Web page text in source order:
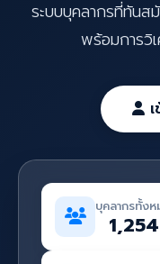
ระบบบุคลากรที่ทันส
พร้อมการวิ
บุคลากรทั้ง
1,254